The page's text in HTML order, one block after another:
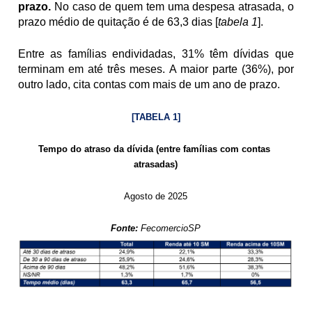
prazo. No caso de quem tem uma despesa atrasada, o
prazo médio de quitação é de 63,3 dias [tabela 1].
Entre as famílias endividadas, 31% têm dívidas que
terminam em até três meses. A maior parte (36%), por
outro lado, cita contas com mais de um ano de prazo.
[TABELA 1]
Tempo do atraso da dívida (entre famílias com contas
atrasadas)
Agosto de 2025
Fonte: FecomercioSP